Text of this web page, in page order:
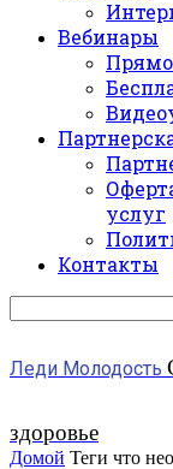
Вебинары
услуг
Контакты
Леди Молодость
здоровье
Домой Теги что